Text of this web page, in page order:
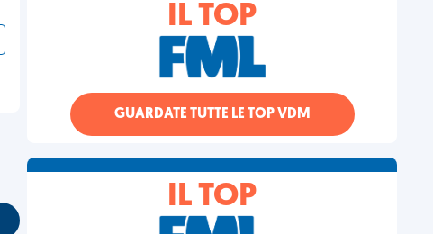
IL TOP
GUARDATE TUTTE LE TOP VDM
IL TOP